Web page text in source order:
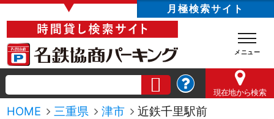
▼ 月極検索サイト
現在地から検索
HOME 三重県 津市 近鉄千里駅前